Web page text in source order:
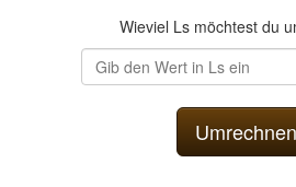
Wieviel Ls möchtest du